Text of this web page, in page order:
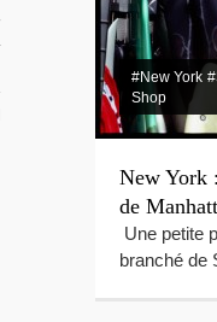
DU MOMENT
#New York
Shop
New York
de
Une petite
branché de